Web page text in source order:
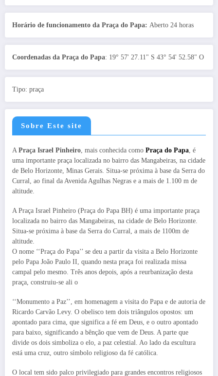
Horário de funcionamento da Praça do Papa: Aberto 24 horas
Coordenadas da Praça do Papa: 19° 57' 27.11" S 43° 54' 52.58" O
Tipo: praça
Sobre Este site
A Praça Israel Pinheiro , mais conhecida como Praça do Papa , é
uma importante praça localizada no bairro das Mangabeiras, na cidade
de Belo Horizonte, Minas Gerais. Situa-se próxima à base da Serra do
Curral, ao final da Avenida Agulhas Negras e a mais de 1.100 m de
altitude.
A Praça Israel Pinheiro (Praça do Papa BH) é uma importante praça
localizada no bairro das Mangabeiras, na cidade de Belo Horizonte.
Situa-se próxima à base da Serra do Curral, a mais de 1100m de
altitude.
O nome ‘‘Praça do Papa’’ se deu a partir da visita a Belo Horizonte
pelo Papa João Paulo II, quando nesta praça foi realizada missa
campal pelo mesmo. Três anos depois, após a reurbanização desta
praça, construiu-se ali o
‘‘Monumento a Paz’’, em homenagem a visita do Papa e de autoria de
Ricardo Carvão Levy. O obelisco tem dois triângulos opostos: um
apontado para cima, que significa a fé em Deus, e o outro apontado
para baixo, significando a bênção que vem de Deus. A parte que
divide os dois simboliza o elo, a paz celestial. Ao lado da escultura
está uma cruz, outro símbolo religioso da fé católica.
O local tem sido palco privilegiado para grandes encontros religiosos